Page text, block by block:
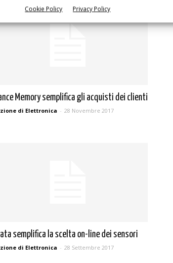
Cookie Policy Privacy Policy
Memory semplifica gli acquisti dei clienti
di Elettronica - 28 Novembre 2017
semplifica la scelta on-line dei sensori
di Elettronica - 28 Settembre 2017